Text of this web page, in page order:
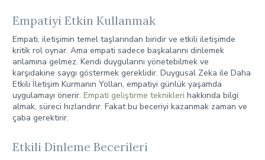
Empatiyi Etkin Kullanmak
Empati, iletişimin temel taşlarından biridir ve etkili iletişimde
kritik rol oynar. Ama empati sadece başkalarını dinlemek
anlamına gelmez. Kendi duygularını yönetebilmek ve
karşıdakine saygı göstermek gereklidir. Duygusal Zeka ile Daha
Etkili İletişim Kurmanın Yolları, empatiyi günlük yaşamda
uygulamayı önerir. Empati geliştirme teknikleri hakkında bilgi
almak, süreci hızlandırır. Fakat bu beceriyi kazanmak zaman ve
çaba gerektirir.
Etkili Dinleme Becerileri